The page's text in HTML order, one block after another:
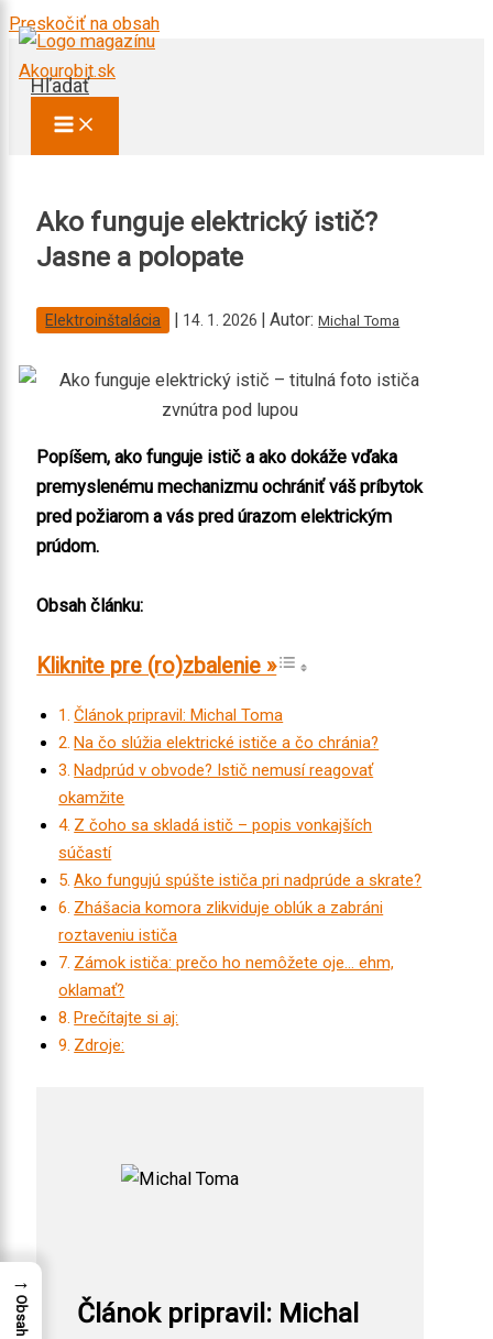
Preskočiť na obsah
Hľadať
Ako funguje elektrický istič?
Jasne a polopate
Elektroinštalácia 14. 1. 2026 | Autor: Michal Toma
Popíšem, ako funguje istič a ako dokáže vďaka
premyslenému mechanizmu ochrániť váš príbytok
pred požiarom a vás pred úrazom elektrickým
prúdom.
Obsah článku:
Článok pripravil: Michal Toma
Na čo slúžia elektrické ističe a čo chránia?
Nadprúd v obvode? Istič nemusí reagovať
okamžite
Z čoho sa skladá istič – popis vonkajších
súčastí
Ako fungujú spúšte ističa pri nadprúde a skrate?
Zhášacia komora zlikviduje oblúk a zabráni
roztaveniu ističa
Zámok ističa: prečo ho nemôžete oje… ehm,
oklamať?
Prečítajte si aj:
Zdroje:
Článok pripravil: Michal
→